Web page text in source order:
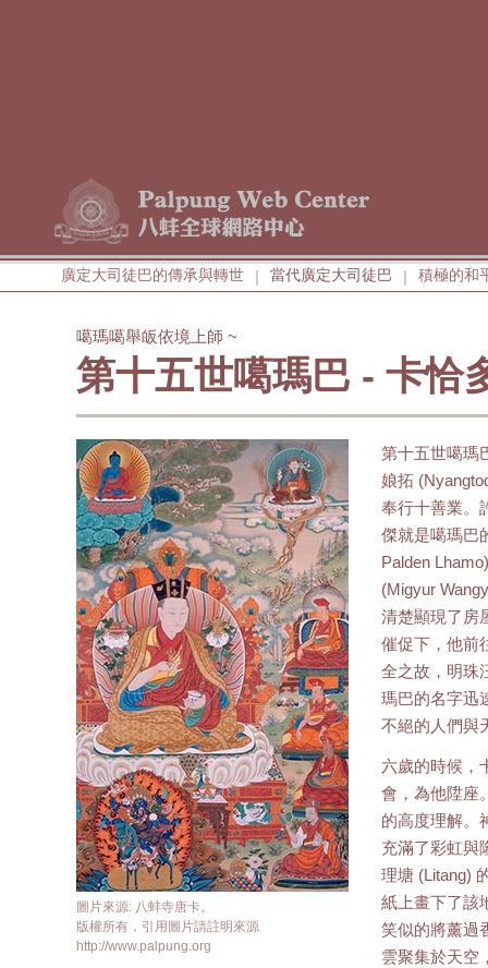
廣定大司徒巴的傳承與轉世 | 當代廣定大司徒巴 | 積極的和
噶瑪噶舉皈依境上師 ~
第十五世噶瑪巴 - 卡恰
圖片來源: 八蚌寺唐卡。
版權所有，引用圖片請註明來源
http://www.palpung.org
第十五世噶瑪
娘拓
奉行十善業。
傑就是噶瑪巴
Palden
(Migyur
清楚顯現了房
催促下，他前
全之故，明珠
瑪巴的名字迅
不絕的人們與
六歲的時候，
會，為他陞座
的高度理解。
充滿了彩虹與
理塘 (Litang)
紙上畫下了該
笑似的將薰過
雲聚集於天空